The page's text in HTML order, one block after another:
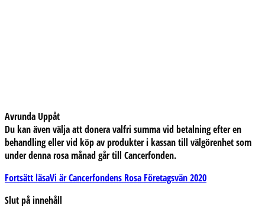
Avrunda Uppåt
Du kan även välja att donera valfri summa vid betalning efter en
behandling eller vid köp av produkter i kassan till välgörenhet som
under denna rosa månad går till Cancerfonden.
Fortsätt läsaVi är Cancerfondens Rosa Företagsvän 2020
Slut på innehåll